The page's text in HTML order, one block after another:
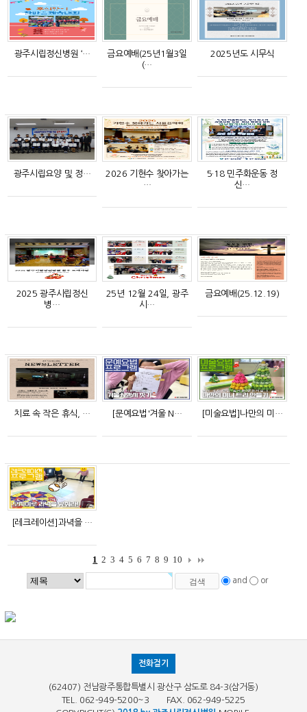
광주시립정신병원 ‘…
금요예배(25년1월3일
(…
2025년도 시무식
광주시립요양 및 정…
2026 기현수 찾아가는
…
5·18 민주화운동 정
신…
2025 광주시립정신
병…
25년 12월 24일, 광주
시…
금요예배(25.12.19)
치료 속 작은 휴식, … [문예요법'겨울 N… [미술요법]나만의 미…
[레크레이션]과녁을 …
1 2 3 4 5 6 7 8 9 10
and or
전화걸기
(62407) 전남광주통합특별시 광산구 삼도로 84-3(삼거동)
TEL. 062-949-5200~3 FAX. 062-949-5225